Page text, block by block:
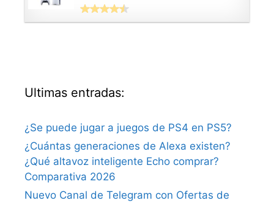
Ultimas entradas:
¿Se puede jugar a juegos de PS4 en PS5?
¿Cuántas generaciones de Alexa existen?
¿Qué altavoz inteligente Echo comprar?
Comparativa 2026
Nuevo Canal de Telegram con Ofertas de